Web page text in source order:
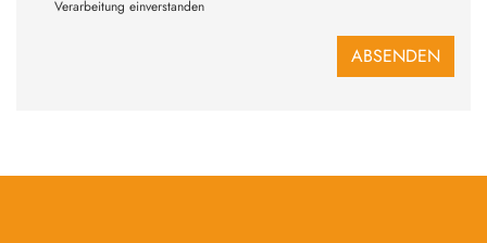
Verarbeitung einverstanden
ABSENDEN